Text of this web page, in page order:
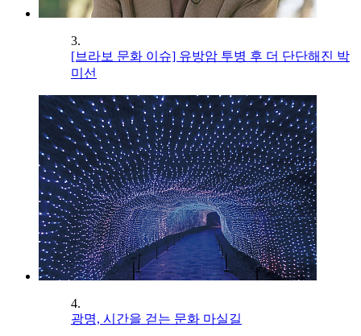
3.
[브라보 문화 이슈] 유방암 투병 후 더 단단해진 박
미선
4.
광명, 시간을 걷는 문화 마실길